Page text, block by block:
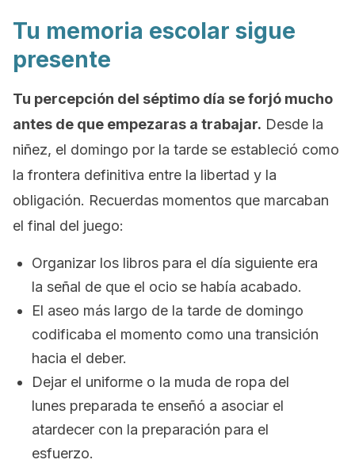
Tu memoria escolar sigue
presente
Tu percepción del séptimo día se forjó mucho
antes de que empezaras a trabajar. Desde la
niñez, el domingo por la tarde se estableció como
la frontera definitiva entre la libertad y la
obligación. Recuerdas momentos que marcaban
el final del juego:
Organizar los libros para el día siguiente era
la señal de que el ocio se había acabado.
El aseo más largo de la tarde de domingo
codificaba el momento como una transición
hacia el deber.
Dejar el uniforme o la muda de ropa del
lunes preparada te enseñó a asociar el
atardecer con la preparación para el
esfuerzo.